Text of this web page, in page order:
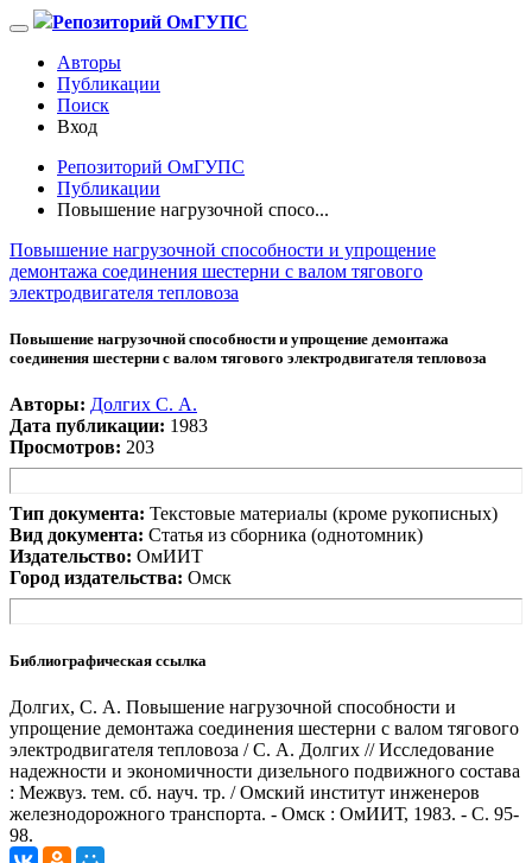
Репозиторий ОмГУПС
Авторы
Публикации
Поиск
Вход
Репозиторий ОмГУПС
Публикации
Повышение нагрузочной спосо...
Повышение нагрузочной способности и упрощение
демонтажа соединения шестерни с валом тягового
электродвигателя тепловоза
Повышение нагрузочной способности и упрощение демонтажа
соединения шестерни с валом тягового электродвигателя тепловоза
Авторы: Долгих С. А.
Дата публикации: 1983
Просмотров: 203
Тип документа: Текстовые материалы (кроме рукописных)
Вид документа: Статья из сборника (однотомник)
Издательство: ОмИИТ
Город издательства: Омск
Библиографическая ссылка
Долгих, С. А. Повышение нагрузочной способности и
упрощение демонтажа соединения шестерни с валом тягового
электродвигателя тепловоза / С. А. Долгих // Исследование
надежности и экономичности дизельного подвижного состава
: Межвуз. тем. сб. науч. тр. / Омский институт инженеров
железнодорожного транспорта. - Омск : ОмИИТ, 1983. - С. 95-
98.